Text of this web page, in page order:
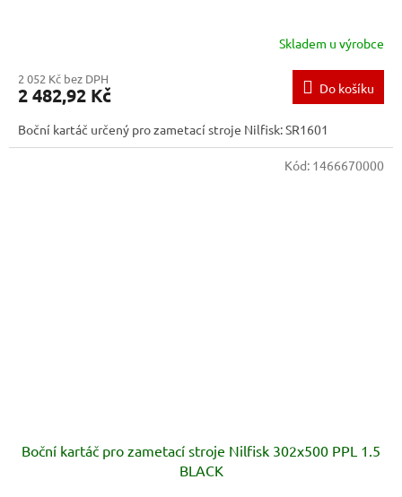
Skladem u výrobce
2 052 Kč bez DPH
2 482,92 Kč Do košíku
Boční kartáč určený pro zametací stroje Nilfisk: SR1601
Boční kartáč pro zametací stroje Nilfisk 302x500 PPL 1.5
BLACK
Kód: 1466670000